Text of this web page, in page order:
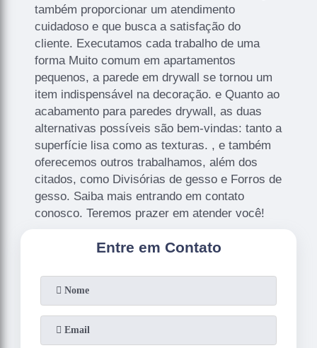
também proporcionar um atendimento
cuidadoso e que busca a satisfação do
cliente. Executamos cada trabalho de uma
forma Muito comum em apartamentos
pequenos, a parede em drywall se tornou um
item indispensável na decoração. e Quanto ao
acabamento para paredes drywall, as duas
alternativas possíveis são bem-vindas: tanto a
superfície lisa como as texturas. , e também
oferecemos outros trabalhamos, além dos
citados, como Divisórias de gesso e Forros de
gesso. Saiba mais entrando em contato
conosco. Teremos prazer em atender você!
Entre em Contato